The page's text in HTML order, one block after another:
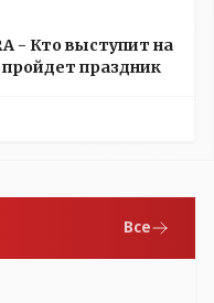
- Кто выступит на
праздник
Все